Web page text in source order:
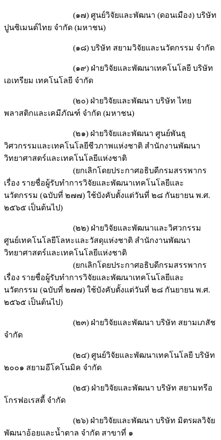
(๑๗) ศูนย์วิจัยและพัฒนา (ดอนเมือง) บริษัท
ปูนซิเมนต์ไทย จำกัด (มหาชน)
(๑๘) บริษัท สยามวิจัยและนวัตกรรม จำกัด
(๑๙) ฝ่ายวิจัยและพัฒนาเทคโนโลยี บริษัท
เอเทรียม เทคโนโลยี จำกัด
(๒๐) ฝ่ายวิจัยและพัฒนา บริษัท ไทย
พลาสติกและเคมีภัณฑ์ จำกัด (มหาชน)
(๒๑) ฝ่ายวิจัยและพัฒนา ศูนย์พันธุ
วิศวกรรมและเทคโนโลยีชีวภาพแห่งชาติ สำนักงานพัฒนา
วิทยาศาสตร์และเทคโนโลยีแห่งชาติ
(ยกเลิกโดยประกาศอธิบดีกรมสรรพากร
เรื่อง รายชื่อผู้รับทำการวิจัยและพัฒนาเทคโนโลยีและ
นวัตกรรม (ฉบับที่ ๒๗๗) ใช้บังคับตั้งแต่วันที่ ๒๘ กันยายน พ.ศ.
๒๕๖๕ เป็นต้นไป)
(๒๒) ฝ่ายวิจัยและพัฒนาและวิศวกรรม
ศูนย์เทคโนโลยีโลหะและวัสดุแห่งชาติ สำนักงานพัฒนา
วิทยาศาสตร์และเทคโนโลยีแห่งชาติ
(ยกเลิกโดยประกาศอธิบดีกรมสรรพากร
เรื่อง รายชื่อผู้รับทำการวิจัยและพัฒนาเทคโนโลยีและ
นวัตกรรม (ฉบับที่ ๒๗๗) ใช้บังคับตั้งแต่วันที่ ๒๘ กันยายน พ.ศ.
๒๕๖๕ เป็นต้นไป)
(๒๓) ฝ่ายวิจัยและพัฒนา บริษัท สยามเภสัช
จำกัด
(๒๔) ศูนย์วิจัยและพัฒนาเทคโนโลยี บริษัท
๒๐๐๑ สยามอีโคโนมิค จำกัด
(๒๕) ฝ่ายวิจัยและพัฒนา บริษัท สยามทรีอ
โกรฟอเรสตี้ จำกัด
(๒๖) ฝ่ายวิจัยและพัฒนา บริษัท มิตรผลวิจัย
พัฒนาอ้อยและน้ำตาล จำกัด สาขาที่ ๑